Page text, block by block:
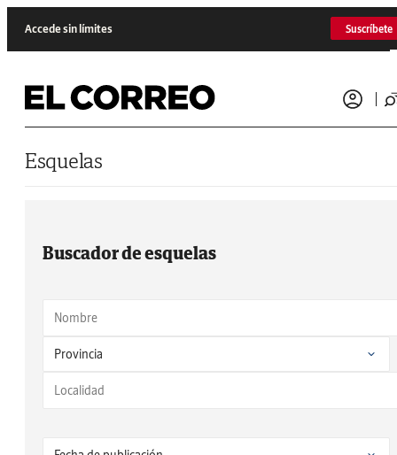
Accede sin límites Suscríbete
Esquelas
Buscador de esquelas